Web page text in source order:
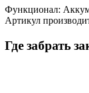
Функционал:
Артикул
Где забрать